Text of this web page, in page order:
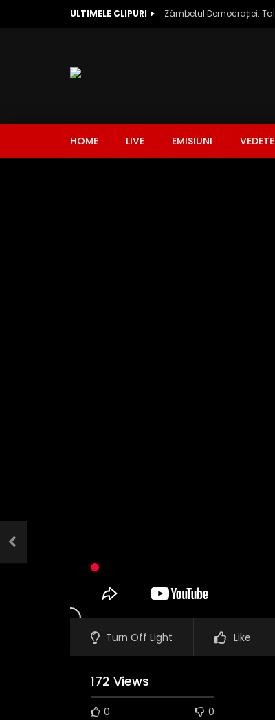
ULTIMELE CLIPURI
HOME LIVE EMISIUNI VEDETE
Turn Off Light Like
172 Views
0 0